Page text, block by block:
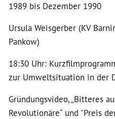
1989 bis Dezember 1990
Ursula Weisgerber (KV
Pankow)
18:30 Uhr:
zur Umweltsituation in der
Gründungsvideo, „Bitteres
Revolutionäre“ und "Preis